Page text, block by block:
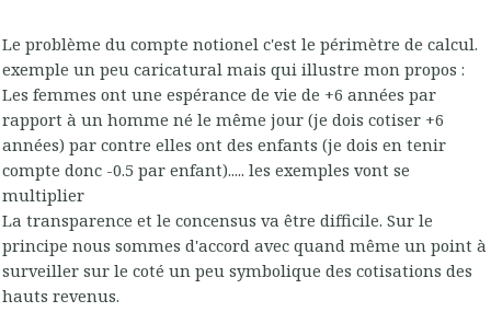
Le problème du compte notionel c'est le périmètre de calcul.
exemple un peu caricatural mais qui illustre mon propos :
Les femmes ont une espérance de vie de +6 années par
rapport à un homme né le même jour (je dois cotiser +6
années) par contre elles ont des enfants (je dois en tenir
compte donc -0.5 par enfant)..... les exemples vont se
multiplier
La transparence et le concensus va être difficile. Sur le
principe nous sommes d'accord avec quand même un point à
surveiller sur le coté un peu symbolique des cotisations des
hauts revenus.